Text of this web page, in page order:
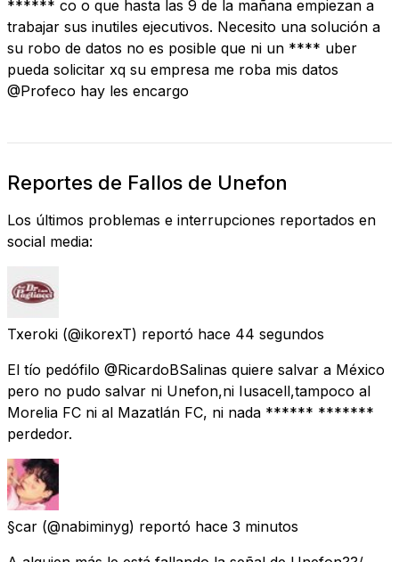
****** co o que hasta las 9 de la mañana empiezan a
trabajar sus inutiles ejecutivos. Necesito una solución a
su robo de datos no es posible que ni un **** uber
pueda solicitar xq su empresa me roba mis datos
@Profeco hay les encargo
Reportes de Fallos de Unefon
Los últimos problemas e interrupciones reportados en
social media:
Txeroki (@ikorexT) reportó hace 44 segundos
El tío pedófilo @RicardoBSalinas quiere salvar a México
pero no pudo salvar ni Unefon,ni Iusacell,tampoco al
Morelia FC ni al Mazatlán FC, ni nada ****** *******
perdedor.
§car (@nabiminyg) reportó hace 3 minutos